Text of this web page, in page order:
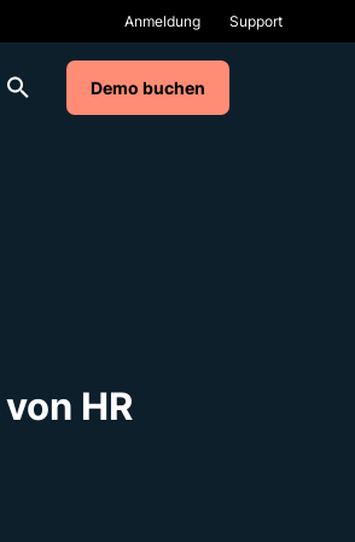
Anmeldung Support
Demo buchen
HR